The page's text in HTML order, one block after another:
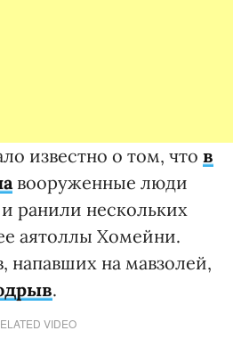
известно о том, что в
вооруженные люди
ранили нескольких
аятоллы Хомейни.
напавших на мавзолей,
.
VIDEO